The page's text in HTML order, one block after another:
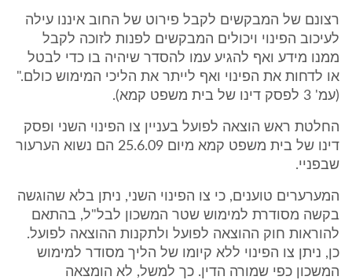
רצונם של המבקשים לקבל פירוט של החוב איננו עילה
לעיכוב הפינוי ויכולים המבקשים לפנות לזוכה לקבל
ממנו מידע ואף להגיע עמו להסדר שיהיה בו כדי לבטל
או לדחות את הפינוי ואף לייתר את הליכי המימוש כולם."
(עמ' 3 לפסק דינו של בית משפט קמא).
החלטת ראש הוצאה לפועל בעניין צו הפינוי השני ופסק
דינו של בית משפט קמא מיום 25.6.09 הם נשוא הערעור
שבפניי.
המערערים טוענים, כי צו הפינוי השני, ניתן בלא שהוגשה
בקשה מסודרת למימוש שטר המשכון לבל"ל, בהתאם
להוראות חוק ההוצאה לפועל ולתקנות ההוצאה לפועל.
כן, ניתן צו הפינוי ללא קיומו של הליך מסודר למימוש
המשכון כפי שמורה הדין. כך למשל, לא הומצאה